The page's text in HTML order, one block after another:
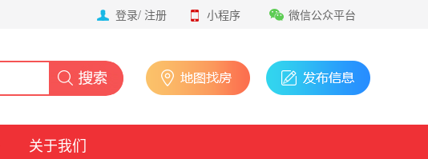
微信公众平台
小程序
登录/ 注册
关于我们